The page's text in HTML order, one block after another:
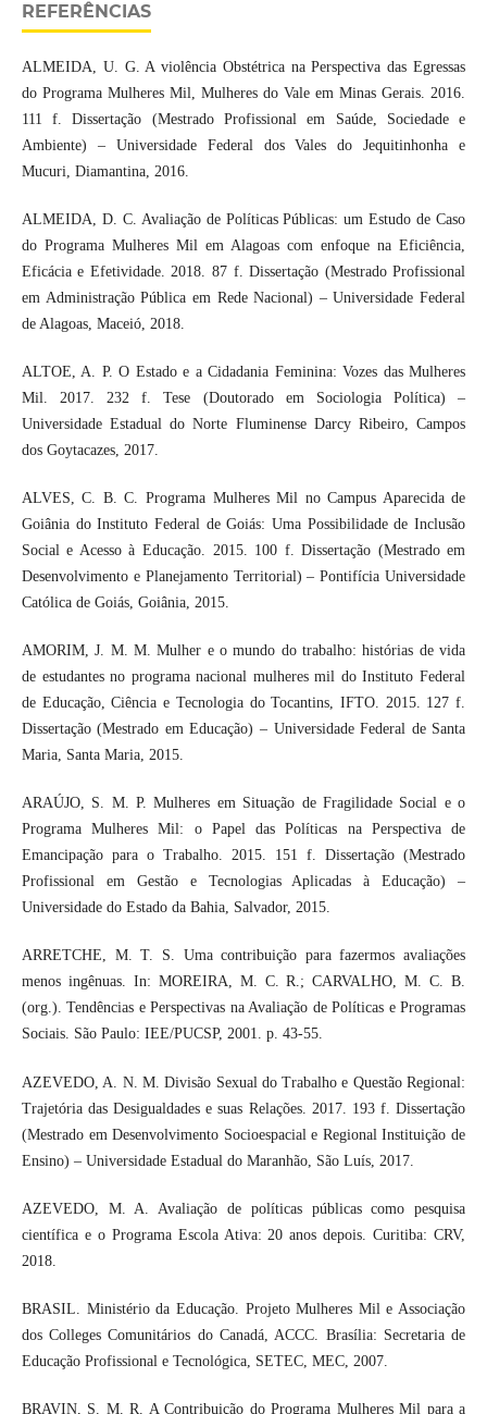
REFERÊNCIAS
ALMEIDA, U. G. A violência Obstétrica na Perspectiva das Egressas
do Programa Mulheres Mil, Mulheres do Vale em Minas Gerais. 2016.
111 f. Dissertação (Mestrado Profissional em Saúde, Sociedade e
Ambiente) – Universidade Federal dos Vales do Jequitinhonha e
Mucuri, Diamantina, 2016.
ALMEIDA, D. C. Avaliação de Políticas Públicas: um Estudo de Caso
do Programa Mulheres Mil em Alagoas com enfoque na Eficiência,
Eficácia e Efetividade. 2018. 87 f. Dissertação (Mestrado Profissional
em Administração Pública em Rede Nacional) – Universidade Federal
de Alagoas, Maceió, 2018.
ALTOE, A. P. O Estado e a Cidadania Feminina: Vozes das Mulheres
Mil. 2017. 232 f. Tese (Doutorado em Sociologia Política) –
Universidade Estadual do Norte Fluminense Darcy Ribeiro, Campos
dos Goytacazes, 2017.
ALVES, C. B. C. Programa Mulheres Mil no Campus Aparecida de
Goiânia do Instituto Federal de Goiás: Uma Possibilidade de Inclusão
Social e Acesso à Educação. 2015. 100 f. Dissertação (Mestrado em
Desenvolvimento e Planejamento Territorial) – Pontifícia Universidade
Católica de Goiás, Goiânia, 2015.
AMORIM, J. M. M. Mulher e o mundo do trabalho: histórias de vida
de estudantes no programa nacional mulheres mil do Instituto Federal
de Educação, Ciência e Tecnologia do Tocantins, IFTO. 2015. 127 f.
Dissertação (Mestrado em Educação) – Universidade Federal de Santa
Maria, Santa Maria, 2015.
ARAÚJO, S. M. P. Mulheres em Situação de Fragilidade Social e o
Programa Mulheres Mil: o Papel das Políticas na Perspectiva de
Emancipação para o Trabalho. 2015. 151 f. Dissertação (Mestrado
Profissional em Gestão e Tecnologias Aplicadas à Educação) –
Universidade do Estado da Bahia, Salvador, 2015.
ARRETCHE, M. T. S. Uma contribuição para fazermos avaliações
menos ingênuas. In: MOREIRA, M. C. R.; CARVALHO, M. C. B.
(org.). Tendências e Perspectivas na Avaliação de Políticas e Programas
Sociais. São Paulo: IEE/PUCSP, 2001. p. 43-55.
AZEVEDO, A. N. M. Divisão Sexual do Trabalho e Questão Regional:
Trajetória das Desigualdades e suas Relações. 2017. 193 f. Dissertação
(Mestrado em Desenvolvimento Socioespacial e Regional Instituição de
Ensino) – Universidade Estadual do Maranhão, São Luís, 2017.
AZEVEDO, M. A. Avaliação de políticas públicas como pesquisa
científica e o Programa Escola Ativa: 20 anos depois. Curitiba: CRV,
2018.
BRASIL. Ministério da Educação. Projeto Mulheres Mil e Associação
dos Colleges Comunitários do Canadá, ACCC. Brasília: Secretaria de
Educação Profissional e Tecnológica, SETEC, MEC, 2007.
BRAVIN, S. M. R. A Contribuição do Programa Mulheres Mil para a